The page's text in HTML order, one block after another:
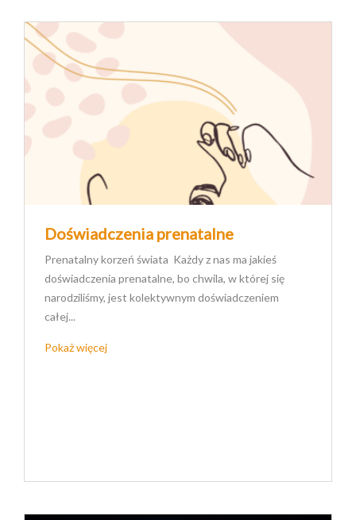
Doświadczenia prenatalne
Prenatalny korzeń świata Każdy z nas ma jakieś
doświadczenia prenatalne, bo chwila, w której się
narodziliśmy, jest kolektywnym doświadczeniem
całej...
Pokaż więcej